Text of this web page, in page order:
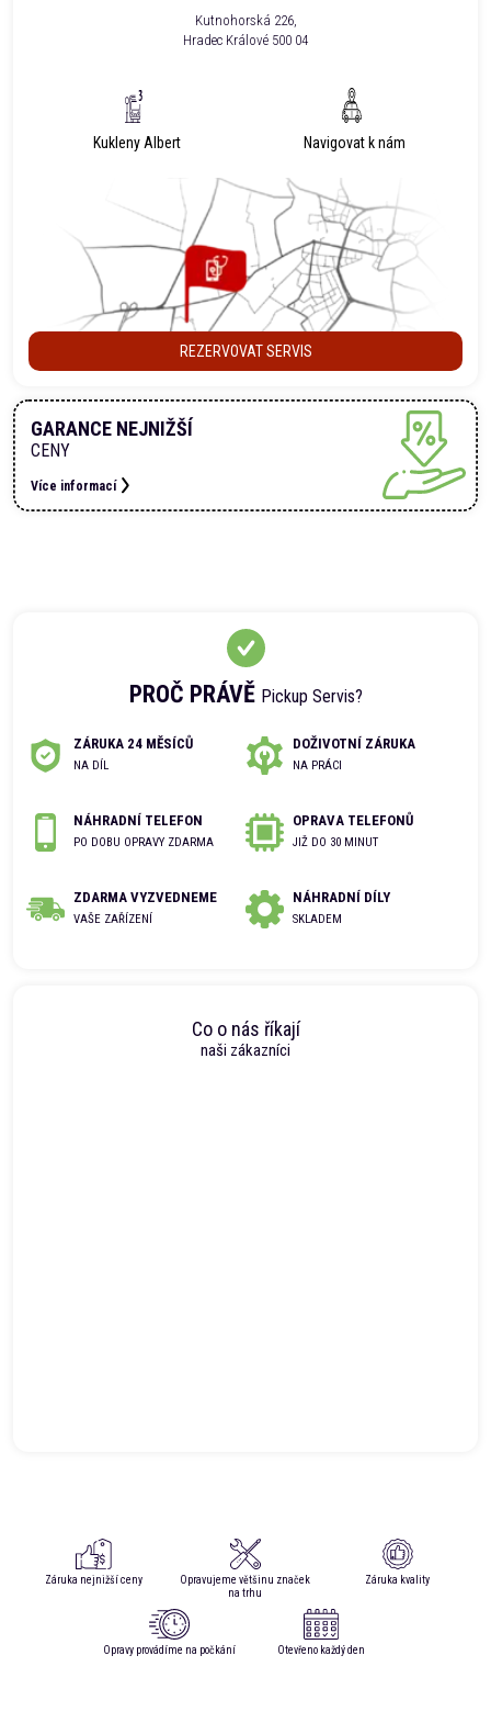
PROČ PRÁVĚ Pickup Servis?
ZÁRUKA 24 MĚSÍCŮ
NA DÍL
DOŽIVOTNÍ ZÁRUKA
NA PRÁCI
NÁHRADNÍ TELEFON
PO DOBU OPRAVY ZDARMA
OPRAVA TELEFONŮ
JIŽ DO 30 MINUT
ZDARMA VYZVEDNEME
VAŠE ZAŘÍZENÍ
NÁHRADNÍ DÍLY
SKLADEM
Co o nás říkají
naši zákazníci
Kutnohorská 226,
Hradec Králové 500 04
Kukleny Albert Navigovat k nám
REZERVOVAT SERVIS
GARANCE NEJNIŽŠÍ
CENY
Více informací
Záruka nejnižší ceny
Opravujeme většinu značek
na trhu
Záruka kvality
Opravy provádíme na počkání Otevřeno každý den